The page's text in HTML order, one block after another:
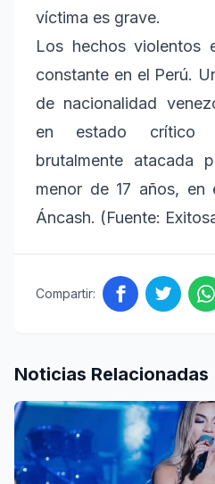
víctima es grave.
Los hechos violentos
constante en el Perú.
de nacionalidad
en estado crítico
brutalmente atacada
menor de 17 años, en
Áncash. (Fuente:
Compartir:
Noticias Relacionadas